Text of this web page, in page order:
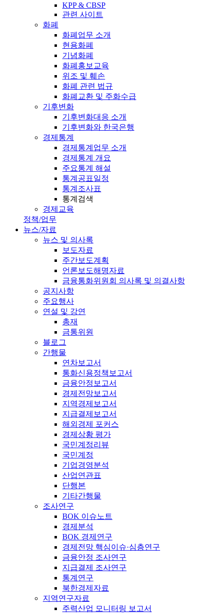
KPP & CBSP
관련 사이트
화폐
화폐업무 소개
현용화폐
기념화폐
화폐홍보교육
위조 및 훼손
화폐 관련 법규
화폐교환 및 주화수급
기후변화
기후변화대응 소개
기후변화와 한국은행
경제통계
경제통계업무 소개
경제통계 개요
주요통계 해설
통계공표일정
통계조사표
통계검색
경제교육
정책/업무
뉴스/자료
뉴스 및 의사록
보도자료
주간보도계획
언론보도해명자료
금융통화위원회 의사록 및 의결사항
공지사항
주요행사
연설 및 강연
총재
금통위원
블로그
간행물
연차보고서
통화신용정책보고서
금융안정보고서
경제전망보고서
지역경제보고서
지급결제보고서
해외경제 포커스
경제상황 평가
국민계정리뷰
국민계정
기업경영분석
산업연관표
단행본
기타간행물
조사연구
BOK 이슈노트
경제분석
BOK 경제연구
경제전망 핵심이슈·심층연구
금융안정 조사연구
지급결제 조사연구
통계연구
북한경제자료
지역연구자료
주력산업 모니터링 보고서